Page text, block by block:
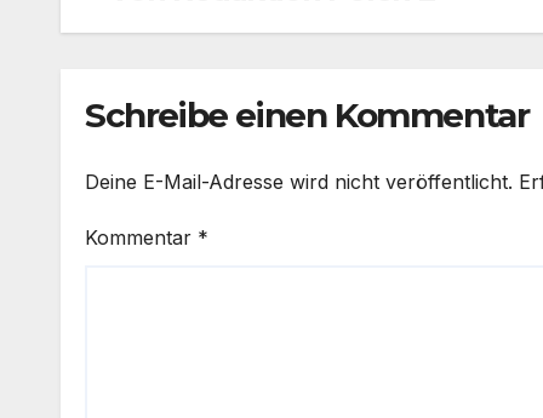
Schreibe einen Kommentar
Deine E-Mail-Adresse wird nicht veröffentlicht.
Kommentar *